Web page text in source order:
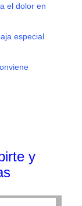
el dolor en
especial
y